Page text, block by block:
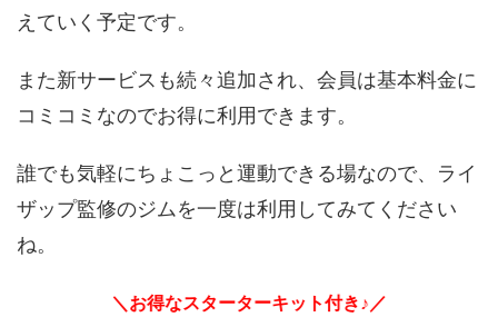
えていく予定です。
また新サービスも続々追加され、会員は基本料金に
コミコミなのでお得に利用できます。
誰でも気軽にちょこっと運動できる場なので、ライ
ザップ監修のジムを一度は利用してみてください
ね。
＼お得なスターターキット付き♪／